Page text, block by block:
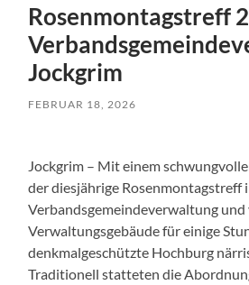
Rosenmontagstreff
Jockgrim
FEBRUAR 18, 2026
Jockgrim – Mit einem
der diesjährige Rosenmontagstreff
Verbandsgemeindeverwaltung
Verwaltungsgebäude für einige
denkmalgeschützte Hochburg
Traditionell statteten die